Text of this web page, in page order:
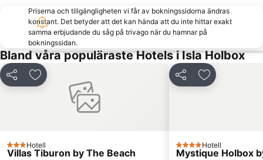
Priserna och tillgängligheten vi får av bokningssidorna ändras
konstant. Det betyder att det kan hända att du inte hittar exakt
samma erbjudande du såg på trivago när du hamnar på
bokningssidan.
Bland våra populäraste Hotels i Isla Holbox
Dela Lägg till i Mina Favoriter
3 Stjärnor
Hotell
Villas Tiburon by The Beach
Dela Lägg till i
4 Stjärnor
Hotell
Mystique Holbox